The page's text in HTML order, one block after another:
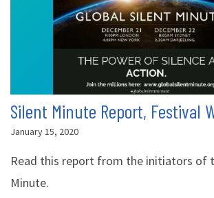
Silent Minute Report, Festival
January 15, 2020
Read this report from the initiators of
Minute.